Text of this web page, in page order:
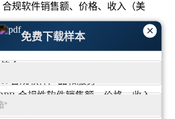
×
免费下载样本
合规软件销售额、价格、收入（美
发/更新
介
合规软件产品和服务
合规性软件销售额、价格、收入